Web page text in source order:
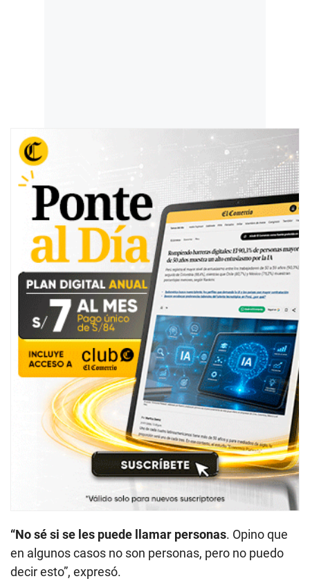
“No sé si se les puede llamar personas. Opino que
en algunos casos no son personas, pero no puedo
decir esto”, expresó.